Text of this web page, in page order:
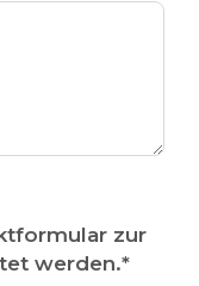
zur
werden.*